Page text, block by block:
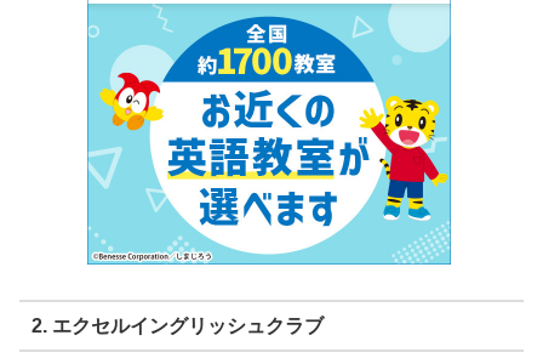
2. エクセルイングリッシュクラブ